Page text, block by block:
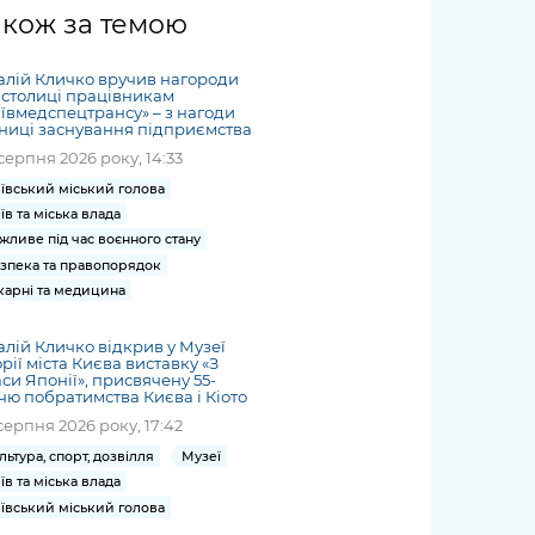
Безбар'єрність
Київська міська військова
адміністрація
Портал послуг
Міський застосунок Київ
Цифровий
Важливе під час
воєнного стану
міській військовій
адміністрації
«Ініціатива
«Партнерство
«Відкритий Уряд» –
місцевий рівень»
Важливе під час
воєнного стану
дій чи
на
дашборди
та
/
журналіст
ський
Submitting
a media
request
under
за темою
Кличко вручив нагороди
столиці працівникам
– з нагоди
заснування підприємства
2026 року, 14:33
міський голова
та міська влада
під час воєнного стану
та правопорядок
та медицина
Кличко відкрив у Музеї
міста Києва виставку «З
Японії», присвячену 55-
побратимства Києва і Кіото
2026 року, 17:42
спорт, дозвілля
Музеї
та міська влада
міський голова